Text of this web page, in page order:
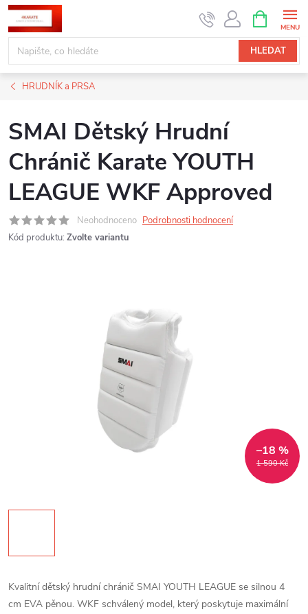
Přejít
na
obsah
HLEDAT
NÁKUPNÍ
KOŠÍK
HRUDNÍK a PRSA
SMAI Dětský Hrudní
Chránič Karate YOUTH
LEAGUE WKF Approved
Neohodnoceno Podrobnosti hodnocení
Kód produktu: Zvolte variantu
1 590 Kč
–18 %
Kvalitní dětský hrudní chránič SMAI YOUTH LEAGUE se silnou 4
cm EVA pěnou. WKF schválený model, který poskytuje maximální